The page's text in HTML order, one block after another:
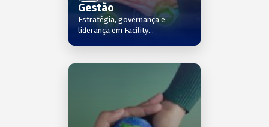
Gestão
Estratégia, governança e
liderança em Facility